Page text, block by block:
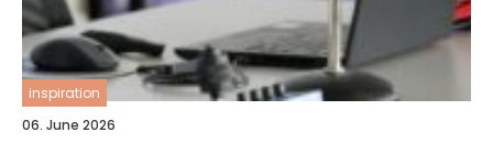
inspiration
06. June 2026